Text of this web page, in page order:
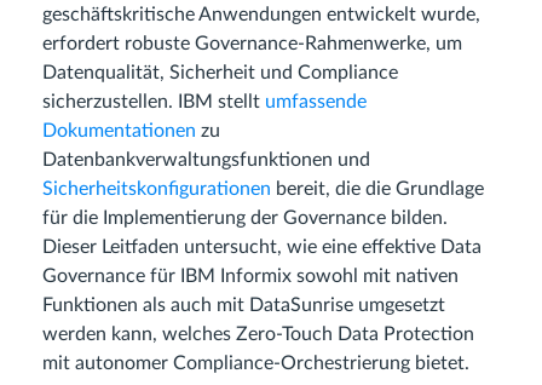
geschäftskritische Anwendungen entwickelt wurde,
erfordert robuste Governance-Rahmenwerke, um
Datenqualität, Sicherheit und Compliance
sicherzustellen. IBM stellt umfassende
Dokumentationen zu
Datenbankverwaltungsfunktionen und
Sicherheitskonfigurationen bereit, die die Grundlage
für die Implementierung der Governance bilden.
Dieser Leitfaden untersucht, wie eine effektive Data
Governance für IBM Informix sowohl mit nativen
Funktionen als auch mit DataSunrise umgesetzt
werden kann, welches Zero-Touch Data Protection
mit autonomer Compliance-Orchestrierung bietet.